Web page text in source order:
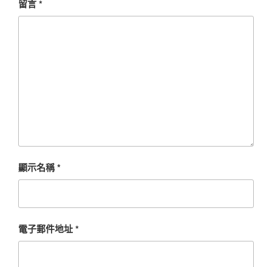
留言*
顯示名稱*
電子郵件地址*